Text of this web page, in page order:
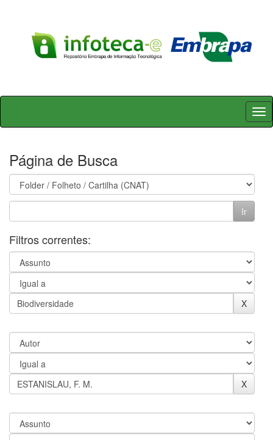
Skip
Página de Busca
Filtros correntes: